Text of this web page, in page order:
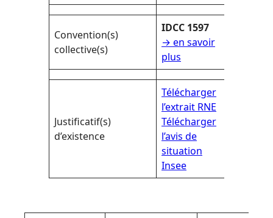
Convention(s)
collective(s)
IDCC 1597
→ en savoir
plus
Justificatif(s)
d’existence
Télécharger
l’extrait RNE
Télécharger
l’avis de
situation
Insee